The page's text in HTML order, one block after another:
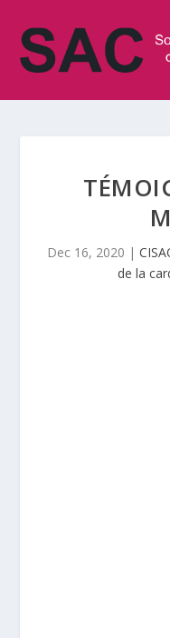
Dec 16, 2020 |
de la